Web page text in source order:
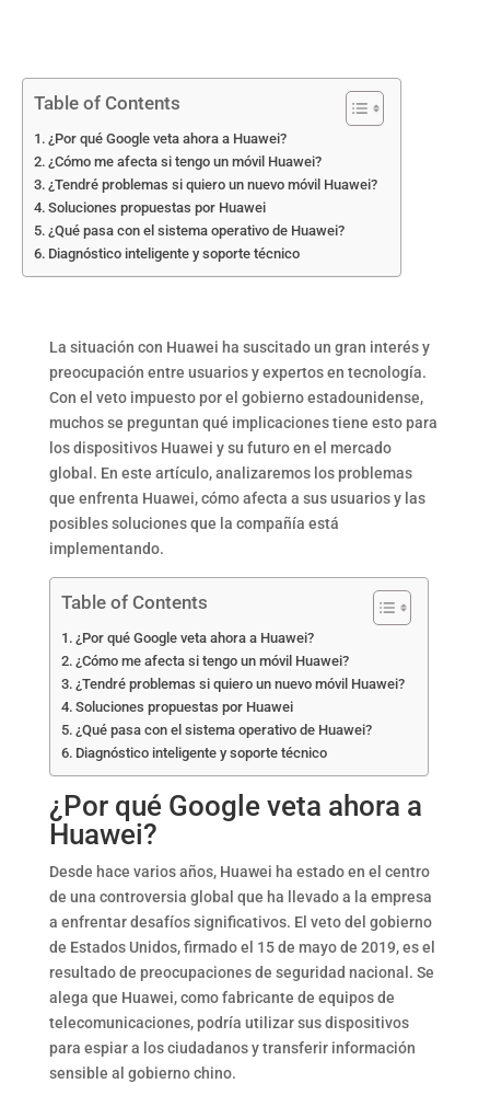
Table of Contents
¿Por qué Google veta ahora a Huawei?
¿Cómo me afecta si tengo un móvil Huawei?
¿Tendré problemas si quiero un nuevo móvil Huawei?
Soluciones propuestas por Huawei
¿Qué pasa con el sistema operativo de Huawei?
Diagnóstico inteligente y soporte técnico
La situación con Huawei ha suscitado un gran interés y
preocupación entre usuarios y expertos en tecnología.
Con el veto impuesto por el gobierno estadounidense,
muchos se preguntan qué implicaciones tiene esto para
los dispositivos Huawei y su futuro en el mercado
global. En este artículo, analizaremos los problemas
que enfrenta Huawei, cómo afecta a sus usuarios y las
posibles soluciones que la compañía está
implementando.
Table of Contents
¿Por qué Google veta ahora a Huawei?
¿Cómo me afecta si tengo un móvil Huawei?
¿Tendré problemas si quiero un nuevo móvil Huawei?
Soluciones propuestas por Huawei
¿Qué pasa con el sistema operativo de Huawei?
Diagnóstico inteligente y soporte técnico
¿Por qué Google veta ahora a
Huawei?
Desde hace varios años, Huawei ha estado en el centro
de una controversia global que ha llevado a la empresa
a enfrentar desafíos significativos. El veto del gobierno
de Estados Unidos, firmado el 15 de mayo de 2019, es el
resultado de preocupaciones de seguridad nacional. Se
alega que Huawei, como fabricante de equipos de
telecomunicaciones, podría utilizar sus dispositivos
para espiar a los ciudadanos y transferir información
sensible al gobierno chino.